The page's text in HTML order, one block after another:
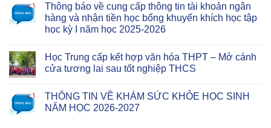
Thông báo về cung cấp thông tin tài khoản ngân
hàng và nhận tiền học bổng khuyến khích học tập
học kỳ I năm học 2025-2026
Học Trung cấp kết hợp văn hóa THPT – Mở cánh
cửa tương lai sau tốt nghiệp THCS
THÔNG TIN VỀ KHÁM SỨC KHỎE HỌC SINH
NĂM HỌC 2026-2027